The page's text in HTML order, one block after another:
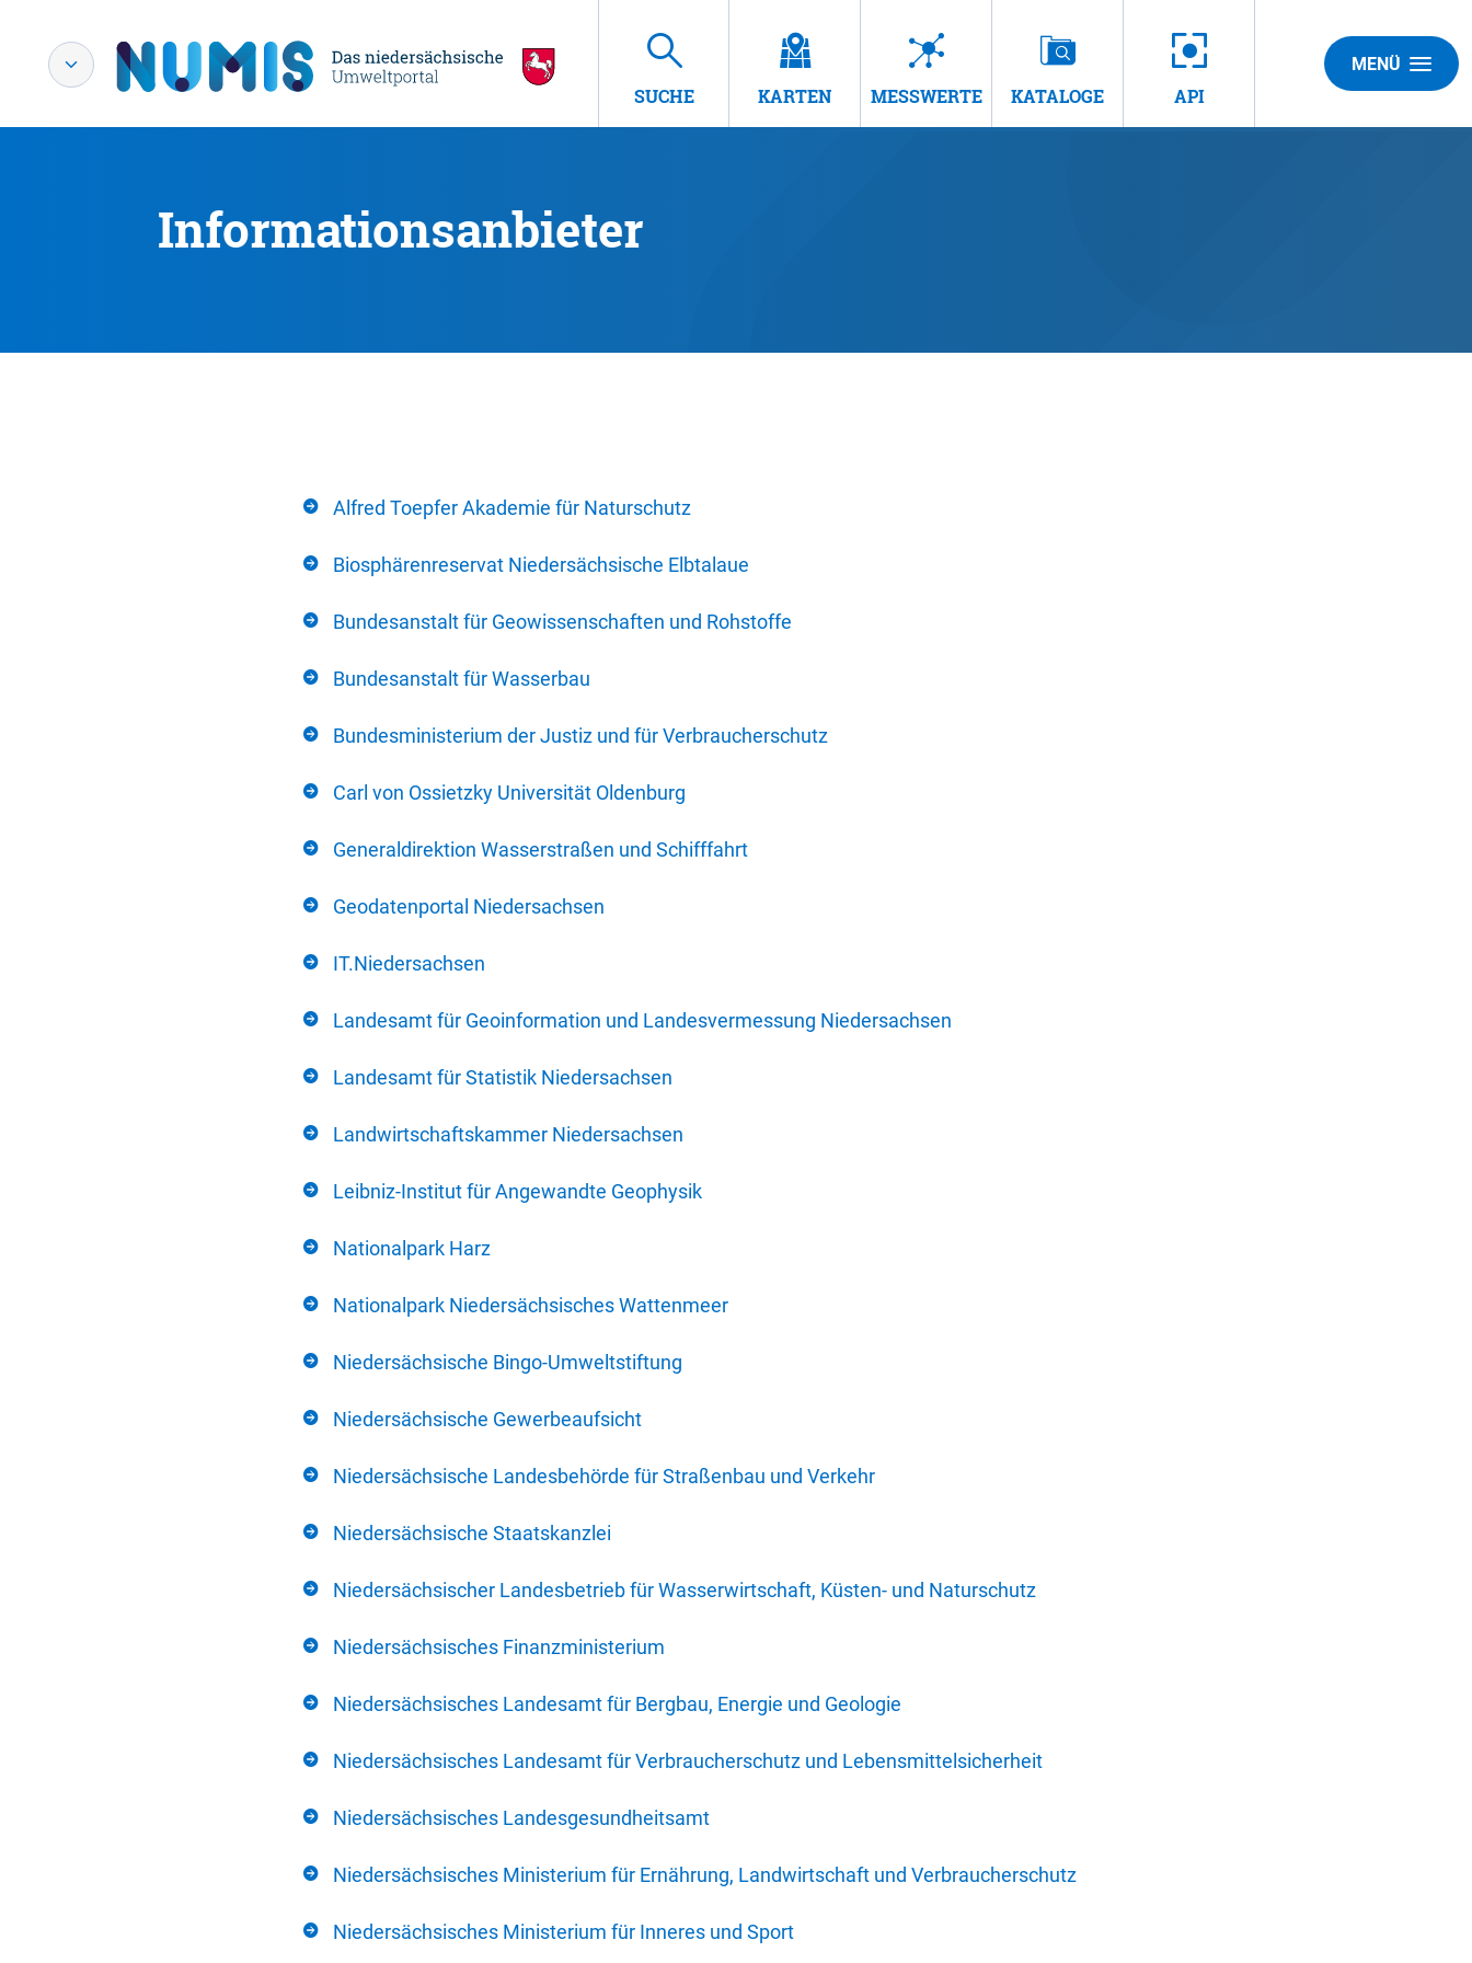
SUCHE KARTEN MESSWERTE KATALOGE API
MENÜ
Informationsanbieter
Alfred Toepfer Akademie für Naturschutz
Biosphärenreservat Niedersächsische Elbtalaue
Bundesanstalt für Geowissenschaften und Rohstoffe
Bundesanstalt für Wasserbau
Bundesministerium der Justiz und für Verbraucherschutz
Carl von Ossietzky Universität Oldenburg
Generaldirektion Wasserstraßen und Schifffahrt
Geodatenportal Niedersachsen
IT.Niedersachsen
Landesamt für Geoinformation und Landesvermessung Niedersachsen
Landesamt für Statistik Niedersachsen
Landwirtschaftskammer Niedersachsen
Leibniz-Institut für Angewandte Geophysik
Nationalpark Harz
Nationalpark Niedersächsisches Wattenmeer
Niedersächsische Bingo-Umweltstiftung
Niedersächsische Gewerbeaufsicht
Niedersächsische Landesbehörde für Straßenbau und Verkehr
Niedersächsische Staatskanzlei
Niedersächsischer Landesbetrieb für Wasserwirtschaft, Küsten- und Naturschutz
Niedersächsisches Finanzministerium
Niedersächsisches Landesamt für Bergbau, Energie und Geologie
Niedersächsisches Landesamt für Verbraucherschutz und Lebensmittelsicherheit
Niedersächsisches Landesgesundheitsamt
Niedersächsisches Ministerium für Ernährung, Landwirtschaft und Verbraucherschutz
Niedersächsisches Ministerium für Inneres und Sport